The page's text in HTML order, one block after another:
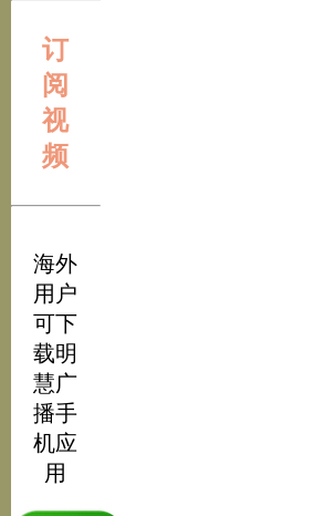
订
阅
视
频
海外
用户
可下
载明
慧广
播手
机应
用